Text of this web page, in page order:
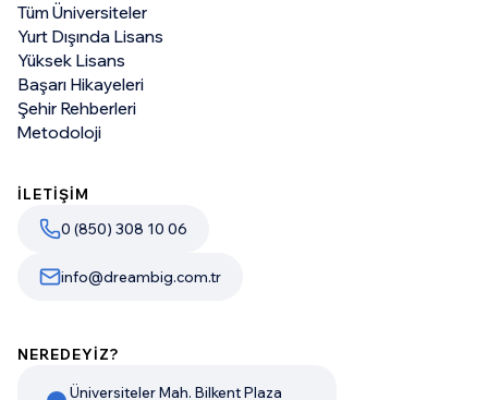
Tüm Üniversiteler
Yurt Dışında Lisans
Yüksek Lisans
Başarı Hikayeleri
Şehir Rehberleri
Metodoloji
İLETİŞİM
0 (850) 308 10 06
info@dreambig.com.tr
NEREDEYİZ?
Üniversiteler Mah. Bilkent Plaza